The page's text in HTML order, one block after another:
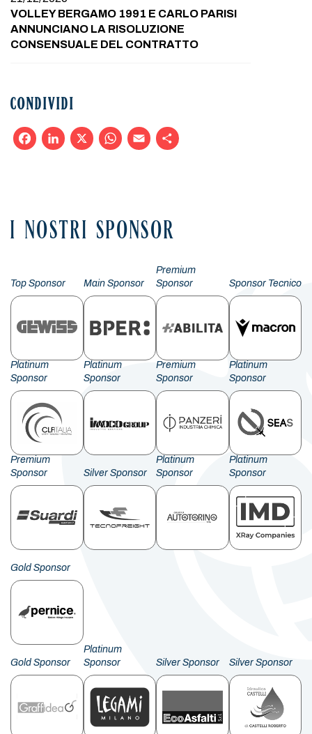
VOLLEY BERGAMO 1991 E CARLO PARISI
ANNUNCIANO LA RISOLUZIONE
CONSENSUALE DEL CONTRATTO
CONDIVIDI
I NOSTRI SPONSOR
Top Sponsor Main Sponsor
Premium
Sponsor
Sponsor Tecnico
Platinum
Sponsor
Platinum
Sponsor
Premium
Sponsor
Platinum
Sponsor
Premium
Sponsor
Silver Sponsor
Platinum
Sponsor
Platinum
Sponsor
Gold Sponsor
Gold Sponsor
Platinum
Sponsor
Silver Sponsor Silver Sponsor